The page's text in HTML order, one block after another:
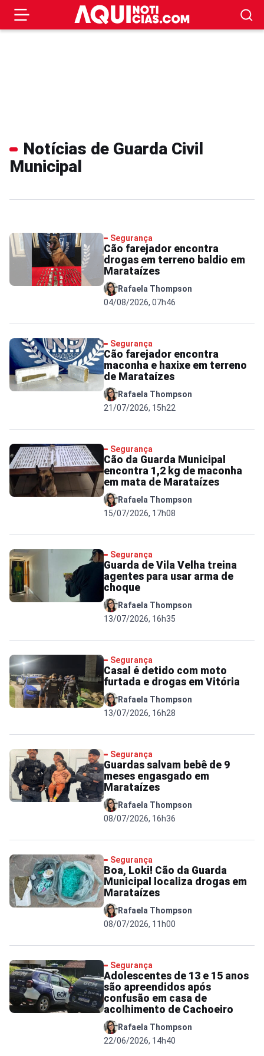
Notícias de Guarda Civil
Municipal
Segurança
Cão farejador encontra
drogas em terreno baldio em
Marataízes
Rafaela Thompson
04/08/2026, 07h46
Segurança
Cão farejador encontra
maconha e haxixe em terreno
de Marataízes
Rafaela Thompson
21/07/2026, 15h22
Segurança
Cão da Guarda Municipal
encontra 1,2 kg de maconha
em mata de Marataízes
Rafaela Thompson
15/07/2026, 17h08
Segurança
Guarda de Vila Velha treina
agentes para usar arma de
choque
Rafaela Thompson
13/07/2026, 16h35
Segurança
Casal é detido com moto
furtada e drogas em Vitória
Rafaela Thompson
13/07/2026, 16h28
Segurança
Guardas salvam bebê de 9
meses engasgado em
Marataízes
Rafaela Thompson
08/07/2026, 16h36
Segurança
Boa, Loki! Cão da Guarda
Municipal localiza drogas em
Marataízes
Rafaela Thompson
08/07/2026, 11h00
Segurança
Adolescentes de 13 e 15 anos
são apreendidos após
confusão em casa de
acolhimento de Cachoeiro
Rafaela Thompson
22/06/2026, 14h40